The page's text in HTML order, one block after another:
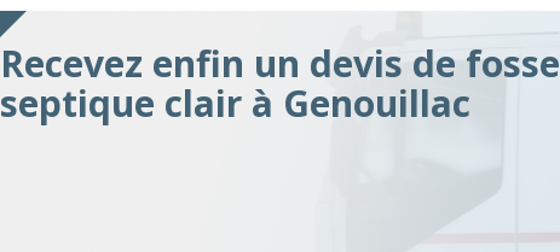
Recevez enfin un devis de fosse
septique clair à Genouillac